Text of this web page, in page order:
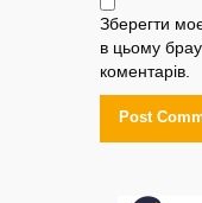
Зберегти
в цьому
коментарів.